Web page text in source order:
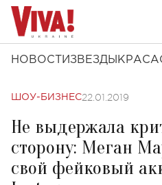
НОВОСТИ ЗВЕЗДЫ КРАСА
ШОУ-БИЗНЕС22.01.2019
Не выдержала
сторону: Меган
свой фейковый